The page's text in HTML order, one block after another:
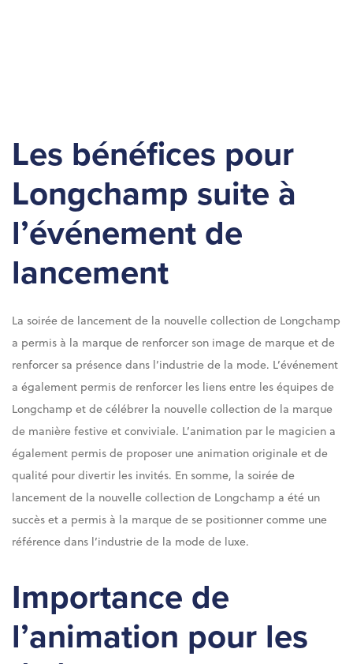
Les bénéfices pour
Longchamp suite à
l’événement de
lancement
La soirée de lancement de la nouvelle collection de Longchamp
a permis à la marque de renforcer son image de marque et de
renforcer sa présence dans l’industrie de la mode. L’événement
a également permis de renforcer les liens entre les équipes de
Longchamp et de célébrer la nouvelle collection de la marque
de manière festive et conviviale. L’animation par le magicien a
également permis de proposer une animation originale et de
qualité pour divertir les invités. En somme, la soirée de
lancement de la nouvelle collection de Longchamp a été un
succès et a permis à la marque de se positionner comme une
référence dans l’industrie de la mode de luxe.
Importance de
l’animation pour les